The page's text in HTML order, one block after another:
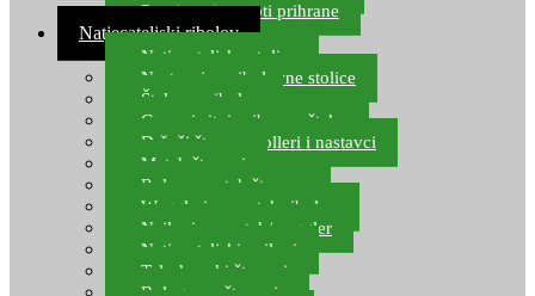
Provjereni recepti prihrane
Natjecateljski ribolov
Natjecateljske stolice
Nastavci za ribolovne stolice
Šteke za ribolov
Gume i sitni pribor za šteku
Držači štapova rolleri i nastavci
Match štapovi
Role za match štapove
Waggleri za match ribolov
Najloni za match/waggler
Natjecateljski najloni
Teleskopski štapovi